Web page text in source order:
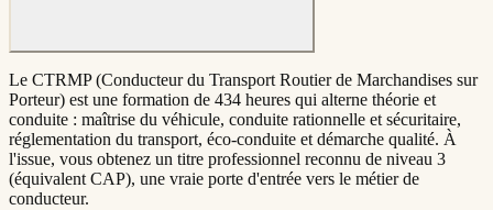
Le CTRMP (Conducteur du Transport Routier de Marchandises sur
Porteur) est une formation de 434 heures qui alterne théorie et
conduite : maîtrise du véhicule, conduite rationnelle et sécuritaire,
réglementation du transport, éco-conduite et démarche qualité. À
l'issue, vous obtenez un titre professionnel reconnu de niveau 3
(équivalent CAP), une vraie porte d'entrée vers le métier de
conducteur.